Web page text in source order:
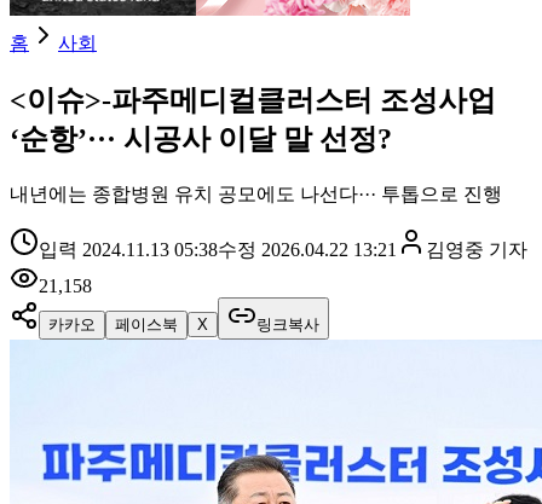
홈 사회
<이슈>-파주메디컬클러스터 조성사업
‘순항’··· 시공사 이달 말 선정?
내년에는 종합병원 유치 공모에도 나선다··· 투톱으로 진행
입력 2024.11.13 05:38수정 2026.04.22 13:21 김영중 기자
21,158
카카오 페이스북 X 링크복사